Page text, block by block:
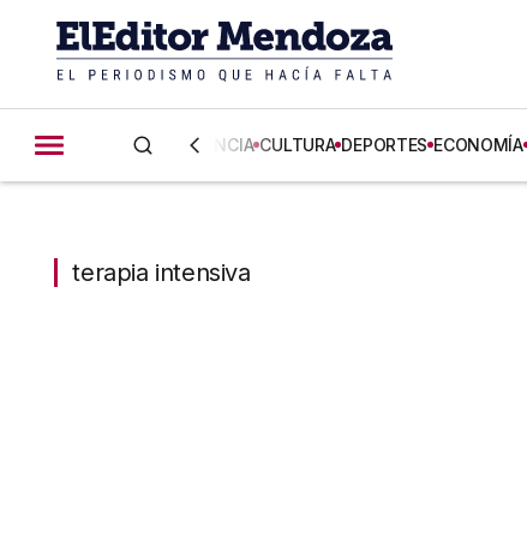
CIENCIA CULTURA DEPORTES ECONOMÍA
terapia intensiva